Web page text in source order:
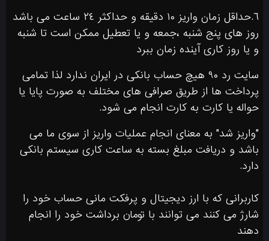
٦.حداقل زمان واريز ١٠ دقيقه و حداكثر ٢٤ ساعت مى باشد
روز هاى پنج شنبه ،جمعه و يا تعطيل ممكن است تا شنبه
و يا روز كارى آينده زمان ببرد
سايت رد ۹۰ هيچ حساب بانكى در ايران ندارد لذا تمامى
پرداخت ها از طريق صرافى هاى مختلف به صورت پايا یا
حواله یا کارت به کارت انجام مى شود.
"واريز شد" به معناى انجام عمليات واريز از سوى ما مى
باشد و دريافت مبلغ بسته به ساعت كارى سيستم بانکی
دارد.
کاربرانی که با ارز دیجیتال و پرفکت مانی حساب خود را
شارژ می کنند می توانند با تومان برداشت خود را انجام
دهند